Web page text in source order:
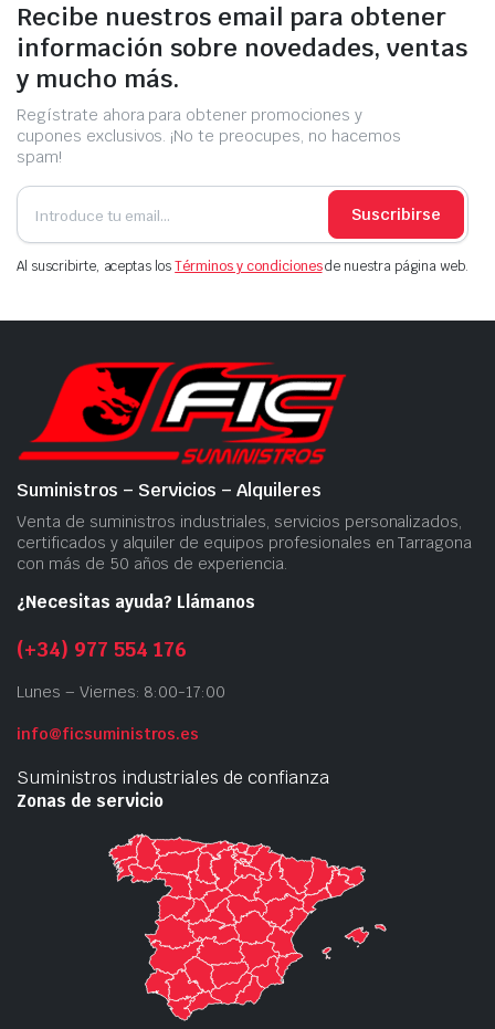
Recibe nuestros email para obtener
información sobre novedades, ventas
y mucho más.
Regístrate ahora para obtener promociones y
cupones exclusivos. ¡No te preocupes, no hacemos
spam!
Suscribirse
Al suscribirte, aceptas losTérminos y condicionesde nuestra página web.
Suministros – Servicios – Alquileres
Venta de suministros industriales, servicios personalizados,
certificados y alquiler de equipos profesionales en Tarragona
con más de 50 años de experiencia.
¿Necesitas ayuda? Llámanos
(+34) 977 554 176
Lunes – Viernes: 8:00-17:00
info@ficsuministros.es
Suministros industriales de confianza
Zonas de servicio